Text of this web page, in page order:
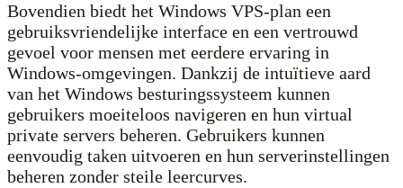
Bovendien biedt het Windows VPS-plan een
gebruiksvriendelijke interface en een vertrouwd
gevoel voor mensen met eerdere ervaring in
Windows-omgevingen. Dankzij de intuïtieve aard
van het Windows besturingssysteem kunnen
gebruikers moeiteloos navigeren en hun virtual
private servers beheren. Gebruikers kunnen
eenvoudig taken uitvoeren en hun serverinstellingen
beheren zonder steile leercurves.